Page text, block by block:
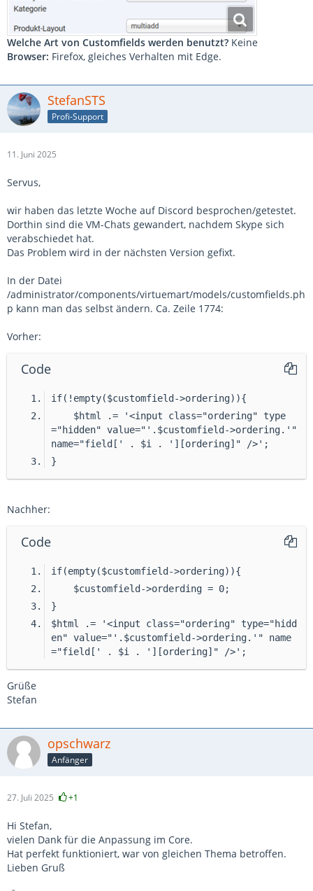
Welche Art von Customfields werden benutzt? Keine
Browser: Firefox, gleiches Verhalten mit Edge.
StefanSTS
Profi-Support
11. Juni 2025
Servus,
wir haben das letzte Woche auf Discord besprochen/getestet.
Dorthin sind die VM-Chats gewandert, nachdem Skype sich
verabschiedet hat.
Das Problem wird in der nächsten Version gefixt.
In der Datei
/administrator/components/virtuemart/models/customfields.ph
p kann man das selbst ändern. Ca. Zeile 1774:
Vorher:
Code
if(!empty($customfield->ordering)){
    $html .= '<input class="ordering" type
="hidden" value="'.$customfield->ordering.'"
name="field[' . $i . '][ordering]" />';
}
Nachher:
Code
if(empty($customfield->ordering)){
    $customfield->orderding = 0;
}
$html .= '<input class="ordering" type="hidd
en" value="'.$customfield->ordering.'" name
="field[' . $i . '][ordering]" />';
Grüße
Stefan
opschwarz
Anfänger
27. Juli 2025 +1
Hi Stefan,
vielen Dank für die Anpassung im Core.
Hat perfekt funktioniert, war von gleichen Thema betroffen.
Lieben Gruß